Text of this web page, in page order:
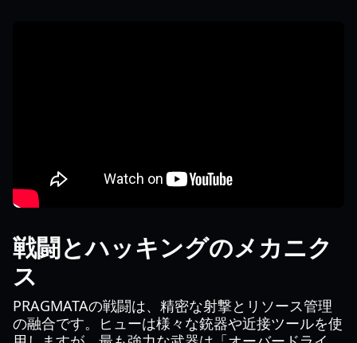
戦闘とハッキングのメカニク
ス
PRAGMATAの戦闘は、精密な射撃とリソース管理
の融合です。ヒューは様々な銃器や近接ツールを使